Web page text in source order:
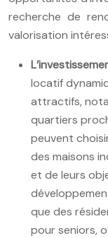
recherche de
valorisation
locatif
attractifs,
quartiers
peuvent
des maisons
et de leurs
que des
pour seniors,